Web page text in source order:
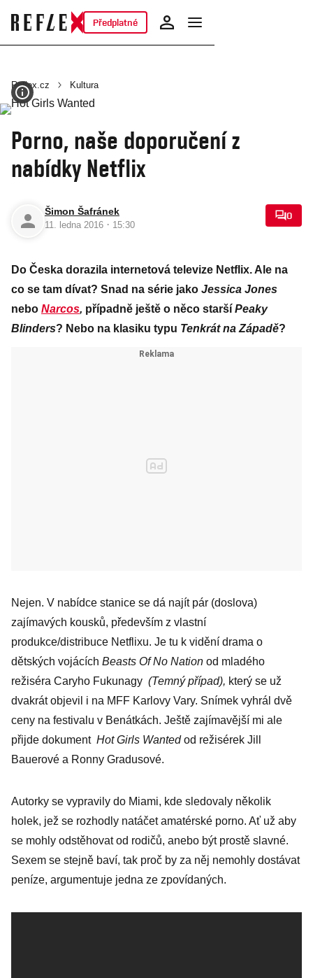
Předplatné
Reflex.cz Kultura
Porno, naše doporučení z
nabídky Netflix
Šimon Šafránek
11. ledna 2016 · 15:30
0
Do Česka dorazila internetová televize Netflix. Ale na
co se tam dívat? Snad na série jako Jessica Jones
nebo Narcos, případně ještě o něco starší Peaky
Blinders? Nebo na klasiku typu Tenkrát na Západě?
Nejen. V nabídce stanice se dá najít pár (doslova)
zajímavých kousků, především z vlastní
produkce/distribuce Netflixu. Je tu k vidění drama o
dětských vojácích Beasts Of No Nation od mladého
režiséra Caryho Fukunagy (Temný případ), který se už
dvakrát objevil i na MFF Karlovy Vary. Snímek vyhrál dvě
ceny na festivalu v Benátkách. Ještě zajímavější mi ale
přijde dokument Hot Girls Wantedod režisérek Jill
Bauerové a Ronny Gradusové.
Autorky se vypravily do Miami, kde sledovaly několik
holek, jež se rozhodly natáčet amatérské porno. Ať už aby
se mohly odstěhovat od rodičů, anebo být prostě slavné.
Sexem se stejně baví, tak proč by za něj nemohly dostávat
peníze, argumentuje jedna ze zpovídaných.